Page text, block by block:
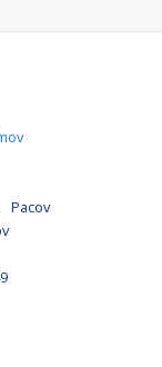
Pacov